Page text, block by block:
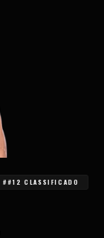
##12 CLASSIFICADO